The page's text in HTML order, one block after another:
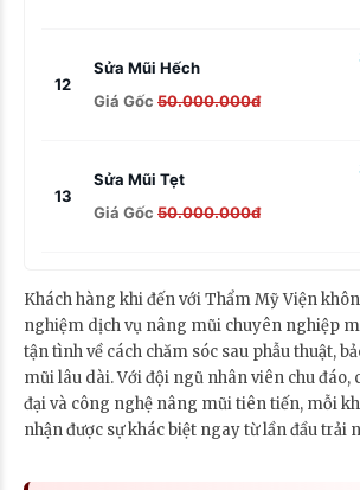
12
Sửa Mũi Hếch
Giá Gốc 50.000.000đ
13
Sửa Mũi Tẹt
Giá Gốc 50.000.000đ
Khách hàng khi đến với Thẩm Mỹ Viện
nghiệm dịch vụ nâng mũi chuyên nghiệp
tận tình về cách chăm sóc sau phẫu thuật,
mũi lâu dài. Với đội ngũ nhân viên chu đáo,
đại và công nghệ nâng mũi tiên tiến, mỗi
nhận được sự khác biệt ngay từ lần đầu trải